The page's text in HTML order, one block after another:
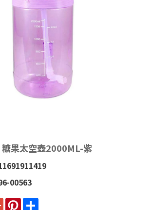
果太空壺2000ML-紫
00563
Google+Pinterest